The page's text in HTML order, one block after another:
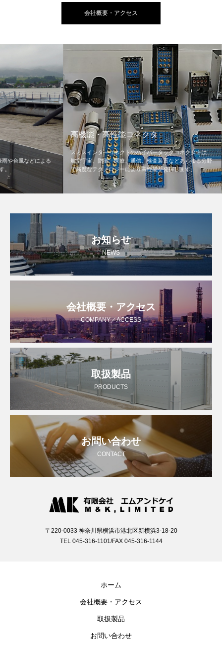
会社概要・アクセス
による
高機能・高性能コネクタ
スミスインターコネクトのハイパータックコネクターは、
航空宇宙、防衛、医療、通信、検査装置などあらゆる分野
で高度なテクノロジーにより高性能を発揮します。
スウ
ハードッ
ち、優れ
に向上
お知らせ
NEWS
会社概要・アクセス
COMPANY／ACCESS
取扱製品
PRODUCTS
お問い合わせ
CONTACT
〒220-0033 神奈川県横浜市港北区新横浜3-18-20
TEL 045-316-1101/FAX 045-316-1144
ホーム
会社概要・アクセス
取扱製品
お問い合わせ